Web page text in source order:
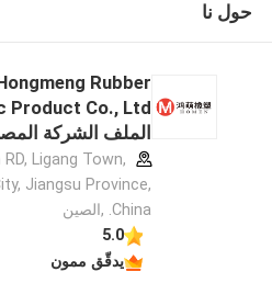
حول نا
Rubber
الملف الشركة
RD, Ligang Town,
Jiangsu Province,
China. ,الصين
5.0
يدقّق ممون